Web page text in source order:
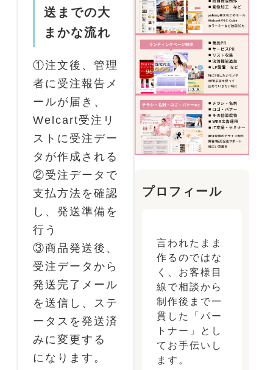
プロフィール
言われたまま
作るのではな
く、お客様目
線で相談から
制作後まで一
貫した「パー
トナー」とし
てお手伝いし
ます。
送までの大
まかな流れ
①注文後、管理
者に受注報告メ
ールが届き、
Welcart受注リ
ストに受注デー
タが作成される
②受注データで
支払方法を確認
し、発送準備を
行う
③商品発送後、
受注データから
発送完了メール
を送信し、ステ
ータスを発送済
みに変更する
になります。